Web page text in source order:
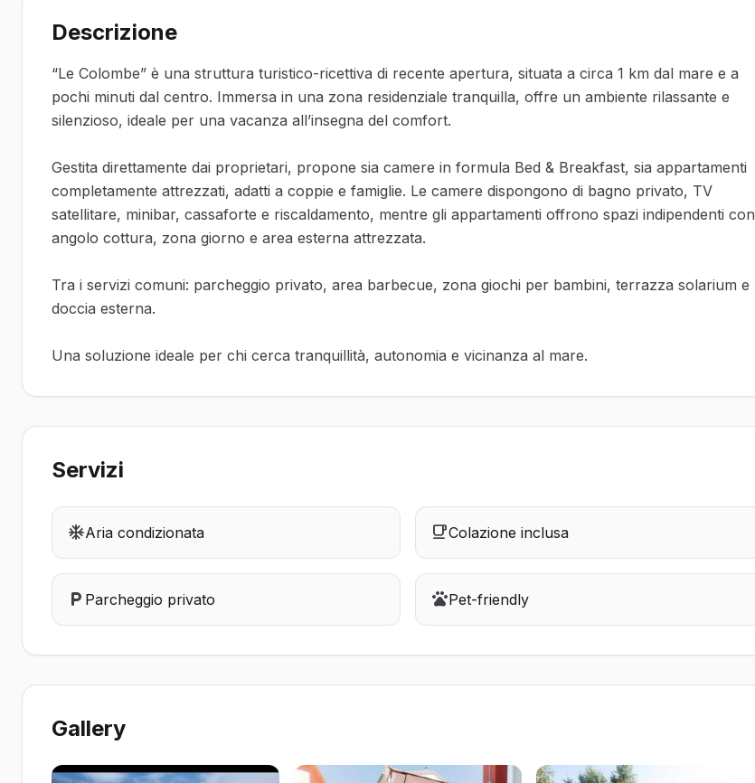
Descrizione
“Le Colombe” è una struttura turistico-ricettiva di recente apertura, situata a circa 1 km dal mare e a
pochi minuti dal centro. Immersa in una zona residenziale tranquilla, offre un ambiente rilassante e
silenzioso, ideale per una vacanza all’insegna del comfort.
Gestita direttamente dai proprietari, propone sia camere in formula Bed & Breakfast, sia appartamenti
completamente attrezzati, adatti a coppie e famiglie. Le camere dispongono di bagno privato, TV
satellitare, minibar, cassaforte e riscaldamento, mentre gli appartamenti offrono spazi indipendenti con
angolo cottura, zona giorno e area esterna attrezzata.
Tra i servizi comuni: parcheggio privato, area barbecue, zona giochi per bambini, terrazza solarium e
doccia esterna.
Una soluzione ideale per chi cerca tranquillità, autonomia e vicinanza al mare.
Servizi
Aria condizionata Colazione inclusa
Parcheggio privato Pet-friendly
Gallery